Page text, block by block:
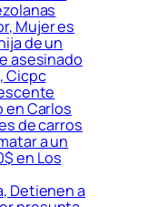
Mujer es
de un
asesinado
Cicpc
en Carlos
de carros
a un
en Los
Detienen a